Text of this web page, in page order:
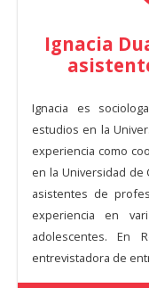
Ignacia
Ignacia es
estudios en la
experiencia como
en la Universidad
asistentes de
experiencia en
adolescentes. En
entrevistadora de